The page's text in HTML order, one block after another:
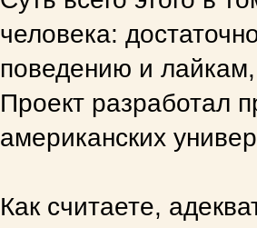
человека:
поведению и
Проект разработал
американских
Как считаете,